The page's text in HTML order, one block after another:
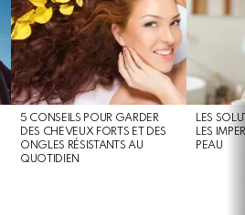
5 CONSEILS POUR GARDER
DES CHEVEUX FORTS ET DES
ONGLES RÉSISTANTS AU
QUOTIDIEN
LES
LES
PEAU